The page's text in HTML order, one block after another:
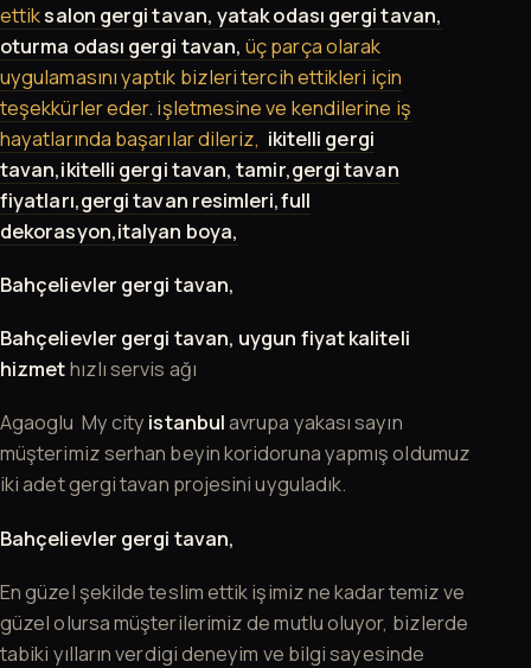
ettiksalon gergi tavan, yatak odası gergi tavan,
oturma odası gergi tavan, üç parça olarak
uygulamasını yaptık bizleri tercih ettikleri için
teşekkürler eder. işletmesine ve kendilerine iş
hayatlarında başarılar dileriz, ikitelli gergi
tavan,ikitelli gergi tavan, tamir,gergi tavan
fiyatları,gergi tavan resimleri,full
dekorasyon,italyan boya,
Bahçelievler gergi tavan,
Bahçelievler gergi tavan, uygun fiyat kaliteli
hizmethızlı servis ağı
Agaoglu My city istanbulavrupa yakası sayın
müşterimiz serhan beyin koridoruna yapmış oldumuz
iki adet gergi tavan projesini uyguladık.
Bahçelievler gergi tavan,
En güzel şekilde teslim ettik işimiz ne kadar temiz ve
güzel olursa müşterilerimiz de mutlu oluyor, bizlerde
tabiki yılların verdigi deneyim ve bilgi sayesinde